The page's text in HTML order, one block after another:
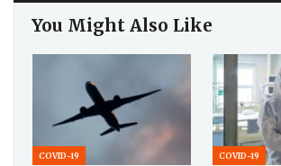
You Might Also Like
COVID-19 COVID-19